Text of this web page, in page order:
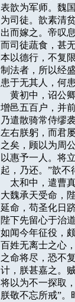
表歆为军师。魏
为司徒。歆素清
出而嫁之。帝叹
而司徒蔬食，甚
本以德行，不复
制法者，所以经
患于无其人，何
黄初中，诏
增邑五百户，并
乃遣散骑常侍缪
左右朕躬，而君
之矣，顾以为周
以惠予一人。将
起，乃还。”歆不
太和中，遣
大魏承天受命，
延命，苟圣化日
陛下先留心于治
如闻今年征役，
百姓无离士之心
之命将尽，恐不
计，朕甚嘉之。
将以为不一探取
朕敬不忘所戒”